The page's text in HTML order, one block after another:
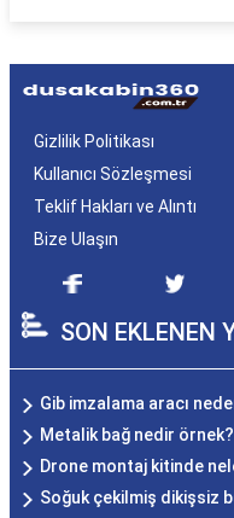
Gizlilik Politikası
Kullanıcı Sözleşmesi
Teklif Hakları ve Alıntı
Bize Ulaşın
SON EKLENEN
Gib imzalama aracı
Metalik bağ nedir örnek?
Drone montaj kitinde
Soğuk çekilmiş dikişsiz